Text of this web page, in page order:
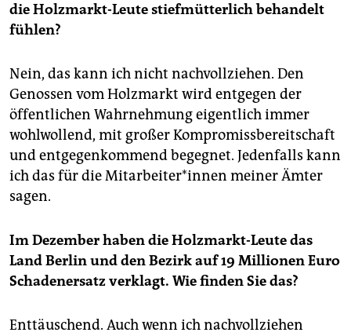
die Holzmarkt-Leute stiefmütterlich behandelt
fühlen?
Nein, das kann ich nicht nachvollziehen. Den
Genossen vom Holzmarkt wird entgegen der
öffentlichen Wahrnehmung eigentlich immer
wohlwollend, mit großer Kompromissbereitschaft
und entgegenkommend begegnet. Jedenfalls kann
ich das für die Mitarbeiter*innen meiner Ämter
sagen.
Im Dezember haben die Holzmarkt-Leute das
Land Berlin und den Bezirk auf 19 Millionen Euro
Schadenersatz verklagt. Wie finden Sie das?
Enttäuschend. Auch wenn ich nachvollziehen